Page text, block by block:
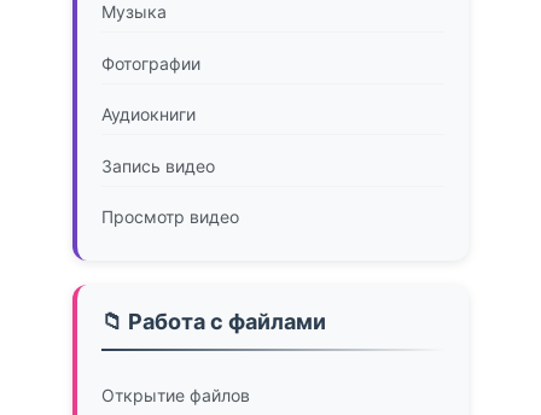
Музыка
Фотографии
Аудиокниги
Запись видео
Просмотр видео
📁 Работа с файлами
Открытие файлов